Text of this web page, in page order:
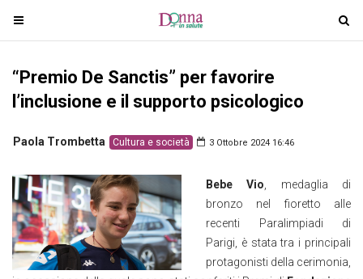
T
o
g
l
n
v
i
g
a
t
i
T
o
“Premio De Sanctis” per favorire
l’inclusione e il supporto psicologico
Paola Trombetta Cultura e società 3 Ottobre 2024 16:46
Bebe Vio , medaglia di
bronzo nel fioretto alle
recenti Paralimpiadi di
Parigi, è stata tra i principali
protagonisti della cerimonia,